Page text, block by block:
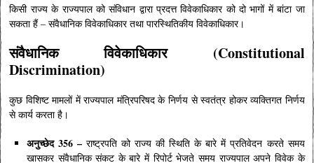
किसी राज्य के राज्यपाल को संविधान द्वारा प्रदत्त विवेकाधिकार को दो भागों में बांटा जा
सकता हैं – संवैधानिक विवेकाधिकार तथा पारस्थितिकीय विवेकाधिकार।
संवैधानिक विवेकाधिकार (Constitutional
Discrimination)
कुछ विशिष्ट मामलों में राज्यपाल मंत्रिपरिषद के निर्णय से स्वतंत्र होकर व्यक्तिगत निर्णय
से कार्य करता है।
अनुच्छेद 356 – राष्ट्रपति को राज्य की स्थिति के बारे में प्रतिवेदन करते समय
खासकर संवैधानिक संकट के बारे में रिपोर्ट भेजते समय राज्यपाल अपने विवेक के